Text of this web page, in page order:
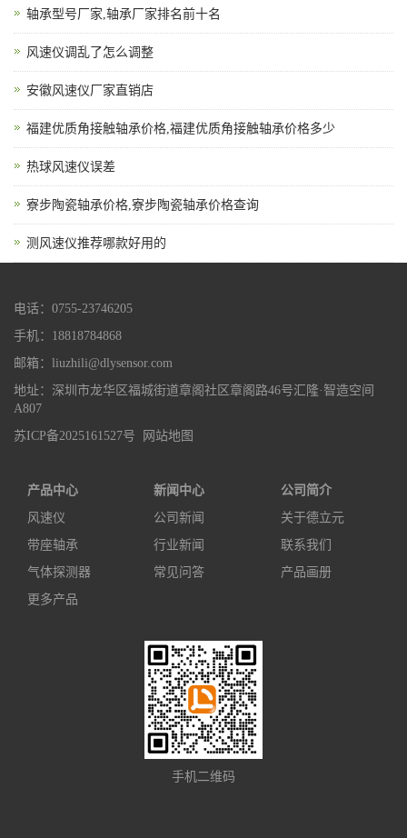
轴承型号厂家,轴承厂家排名前十名
风速仪调乱了怎么调整
安徽风速仪厂家直销店
福建优质角接触轴承价格,福建优质角接触轴承价格多少
热球风速仪误差
寮步陶瓷轴承价格,寮步陶瓷轴承价格查询
测风速仪推荐哪款好用的
电话：0755-23746205
手机：18818784868
邮箱：liuzhili@dlysensor.com
地址：深圳市龙华区福城街道章阁社区章阁路46号汇隆·智造空间
A807
苏ICP备2025161527号
网站地图
产品中心
风速仪
带座轴承
气体探测器
更多产品
新闻中心
公司新闻
行业新闻
常见问答
公司简介
关于德立元
联系我们
产品画册
手机二维码